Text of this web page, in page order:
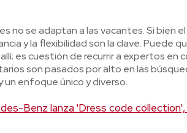
no se adaptan a las vacantes. Si bien
y la flexibilidad son la clave. Puede
es cuestión de recurrir a expertos en
son pasados por alto en las
un enfoque único y diverso.
Benz lanza 'Dress code collection',